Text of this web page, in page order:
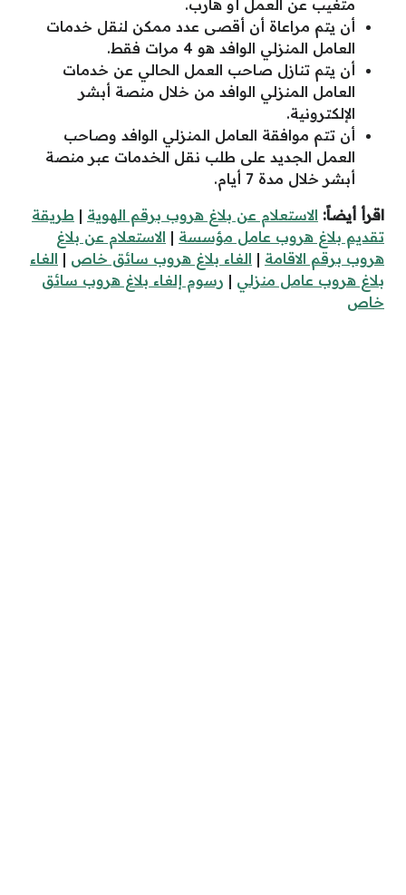
متغيب عن العمل أو هارب.
أن يتم مراعاة أن أقصى عدد ممكن لنقل خدمات
العامل المنزلي الوافد هو 4 مرات فقط.
أن يتم تنازل صاحب العمل الحالي عن خدمات
العامل المنزلي الوافد من خلال منصة أبشر
الإلكترونية.
أن تتم موافقة العامل المنزلي الوافد وصاحب
العمل الجديد على طلب نقل الخدمات عبر منصة
أبشر خلال مدة 7 أيام.
اقرأ أيضاً: الاستعلام عن بلاغ هروب برقم الهوية | طريقة
تقديم بلاغ هروب عامل مؤسسة | الاستعلام عن بلاغ
هروب برقم الاقامة | الغاء بلاغ هروب سائق خاص | الغاء
بلاغ هروب عامل منزلي | رسوم إلغاء بلاغ هروب سائق
خاص